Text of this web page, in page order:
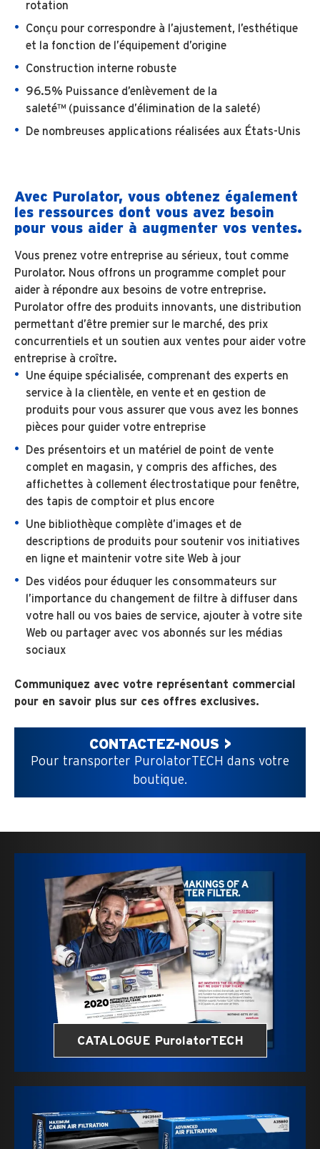
rotation
Conçu pour correspondre à l’ajustement, l’esthétique
et la fonction de l’équipement d’origine
Construction interne robuste
96.5% Puissance d’enlèvement de la
saleté™ (puissance d’élimination de la saleté)
De nombreuses applications réalisées aux États-Unis
Avec Purolator, vous obtenez également
les ressources dont vous avez besoin
pour vous aider à augmenter vos ventes.
Vous prenez votre entreprise au sérieux, tout comme
Purolator. Nous offrons un programme complet pour
aider à répondre aux besoins de votre entreprise.
Purolator offre des produits innovants, une distribution
permettant d’être premier sur le marché, des prix
concurrentiels et un soutien aux ventes pour aider votre
entreprise à croître.
Une équipe spécialisée, comprenant des experts en
service à la clientèle, en vente et en gestion de
produits pour vous assurer que vous avez les bonnes
pièces pour guider votre entreprise
Des présentoirs et un matériel de point de vente
complet en magasin, y compris des affiches, des
affichettes à collement électrostatique pour fenêtre,
des tapis de comptoir et plus encore
Une bibliothèque complète d’images et de
descriptions de produits pour soutenir vos initiatives
en ligne et maintenir votre site Web à jour
Des vidéos pour éduquer les consommateurs sur
l’importance du changement de filtre à diffuser dans
votre hall ou vos baies de service, ajouter à votre site
Web ou partager avec vos abonnés sur les médias
sociaux
Communiquez avec votre représentant commercial
pour en savoir plus sur ces offres exclusives.
CONTACTEZ-NOUS >
Pour transporter PurolatorTECH dans votre
boutique.
CATALOGUE PurolatorTECH